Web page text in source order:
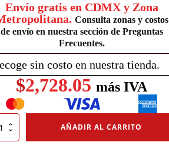
Envío gratis en CDMX y Zona
Consulta zonas y costos
de envío en nuestra sección de Preguntas
Frecuentes.
sin costo en nuestra tienda.
$2,728.05 más IVA
AÑADIR AL CARRITO